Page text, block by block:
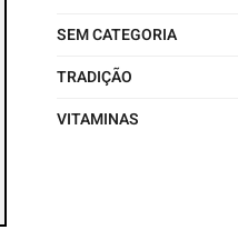
SEM CATEGORIA
TRADIÇÃO
VITAMINAS